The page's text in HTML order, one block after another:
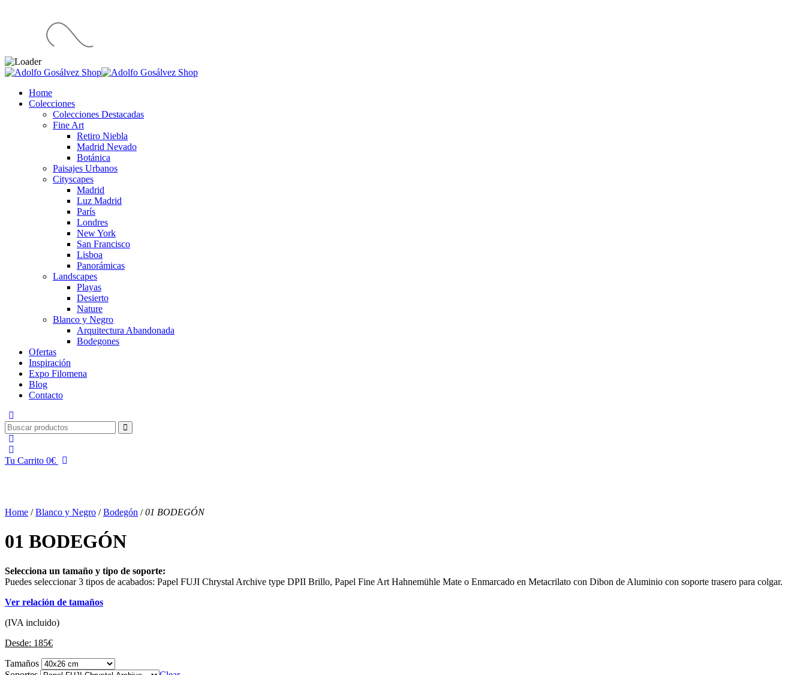
Home
Colecciones
Colecciones Destacadas
Fine Art
Retiro Niebla
Madrid Nevado
Botánica
Paisajes Urbanos
Cityscapes
Madrid
Luz Madrid
París
Londres
New York
San Francisco
Lisboa
Panorámicas
Landscapes
Playas
Desierto
Nature
Blanco y Negro
Arquitectura Abandonada
Bodegones
Ofertas
Inspiración
Expo Filomena
Blog
Contacto
Tu Carrito 0€
Home /Blanco y Negro /Bodegón /01 BODEGÓN
01 BODEGÓN
Selecciona un tamaño y tipo de soporte:
Puedes seleccionar 3 tipos de acabados: Papel FUJI Chrystal Archive type DPII Brillo, Papel Fine Art Hahnemühle Mate o Enmarcado en Metacrilato con Dibon de Aluminio con soporte trasero para colgar.
Ver relación de tamaños
(IVA incluido)
Desde: 185€
Tamaños